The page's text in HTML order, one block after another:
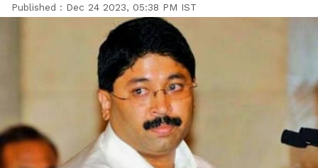
Published : Dec 24 2023, 05:38 PM IST